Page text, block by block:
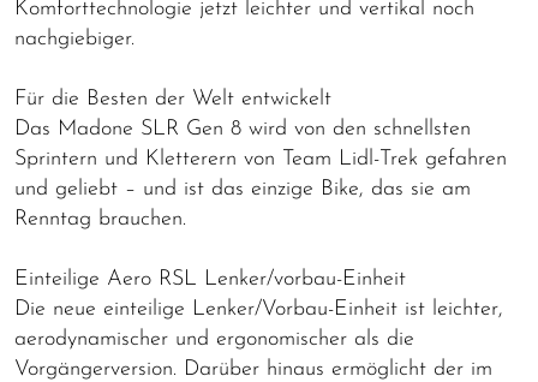
Komforttechnologie jetzt leichter und vertikal noch
nachgiebiger.
Für die Besten der Welt entwickelt
Das Madone SLR Gen 8 wird von den schnellsten
Sprintern und Kletterern von Team Lidl-Trek gefahren
und geliebt – und ist das einzige Bike, das sie am
Renntag brauchen.
Einteilige Aero RSL Lenker/vorbau-Einheit
Die neue einteilige Lenker/Vorbau-Einheit ist leichter,
aerodynamischer und ergonomischer als die
Vorgängerversion. Darüber hinaus ermöglicht der im